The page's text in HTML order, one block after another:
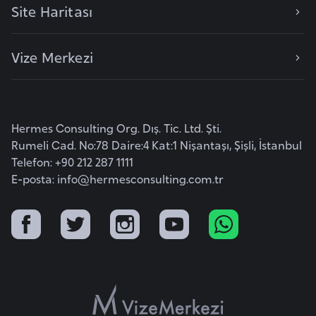
Site Haritası
Vize Merkezi
Hermes Consulting Org. Dış. Tic. Ltd. Şti.
Rumeli Cad. No:78 Daire:4 Kat:1 Nişantaşı, Şişli, İstanbul
Telefon: +90 212 287 1111
E-posta: info@hermesconsulting.com.tr
o
B
a
r
i
s
a
n